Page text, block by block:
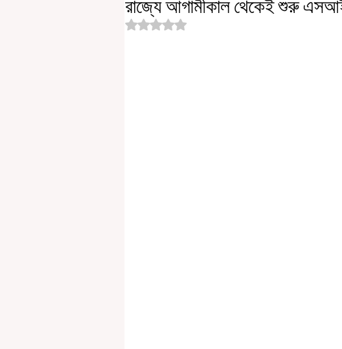
রাজ্যে আগামীকাল থেকেই শুরু
Rated NaN out of 5 stars.